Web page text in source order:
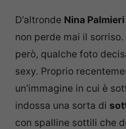
D’altronde Nina Palmieri
non perde mai il
però, qualche foto
sexy. Proprio
un’immagine in cui è
indossa una sorta di
con spalline sottili che